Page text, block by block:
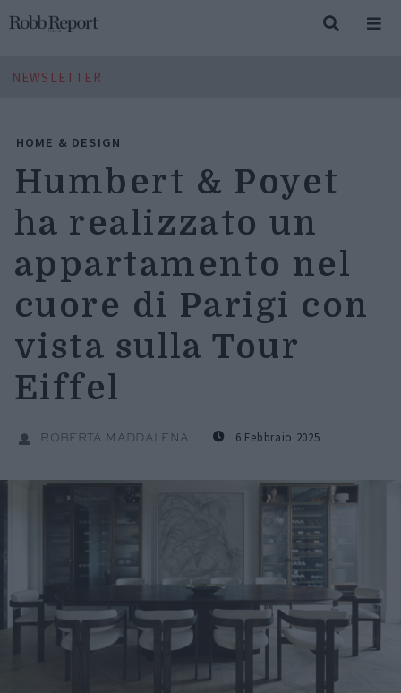
NEWSLETTER
HOME & DESIGN
Humbert & Poyet
ha realizzato un
appartamento nel
cuore di Parigi con
vista sulla Tour
Eiffel
ROBERTA MADDALENA 6 Febbraio 2025